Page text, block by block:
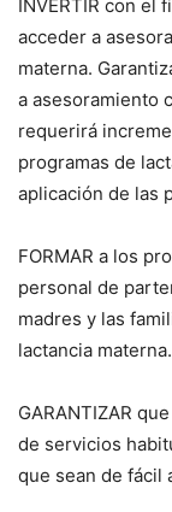
INVERTIR con
acceder a
materna.
a asesoramiento
requerirá
programas de
aplicación de las
FORMAR a los
personal de
madres y las
lactancia materna.
GARANTIZAR
de servicios
que sean de fácil